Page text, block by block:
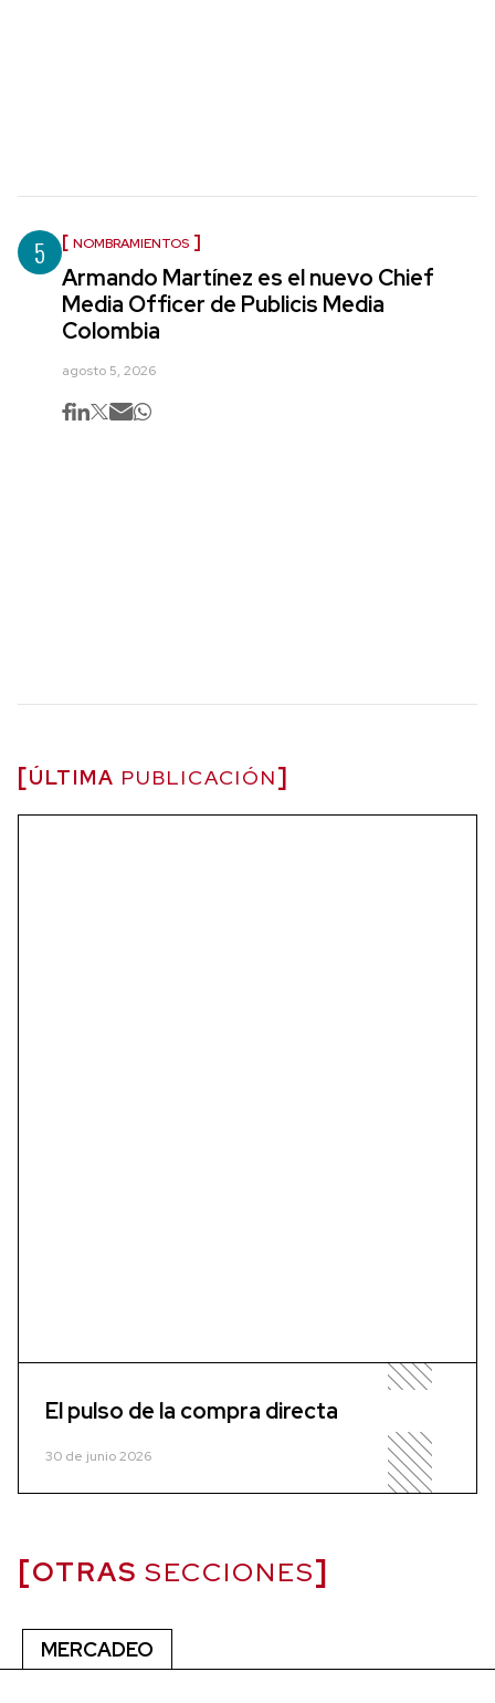
5 NOMBRAMIENTOS
Armando Martínez es el nuevo Chief
Media Officer de Publicis Media
Colombia
agosto 5, 2026
ÚLTIMA PUBLICACIÓN
El pulso de la compra directa
30 de junio 2026
OTRAS SECCIONES
MERCADEO